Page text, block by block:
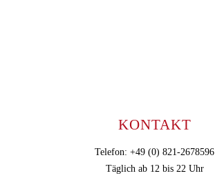
KONTAKT
Telefon: +49 (0) 821-2678596
Täglich ab 12 bis 22 Uhr